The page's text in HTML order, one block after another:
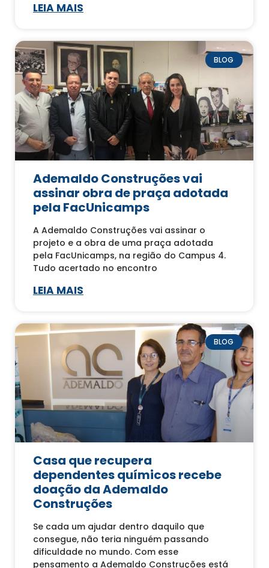
LEIA MAIS
BLOG
Ademaldo Construções vai
assinar obra de praça adotada
pela FacUnicamps
A Ademaldo Construções vai assinar o
projeto e a obra de uma praça adotada
pela FacUnicamps, na região do Campus 4.
Tudo acertado no encontro
LEIA MAIS
BLOG
Casa que recupera
dependentes químicos recebe
doação da Ademaldo
Construções
Se cada um ajudar dentro daquilo que
consegue, não teria ninguém passando
dificuldade no mundo. Com esse
pensamento a Ademaldo Construções está